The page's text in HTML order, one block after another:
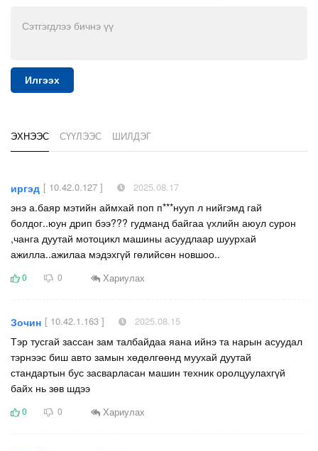
Илгээх
ЭХНЭЭС СҮҮЛЭЭС ШИЛДЭГ
иргэд [ 10.42.0.127 ] 2025.08.17
энэ а.баяр мэтийн аймхай поп п***нууп л нийгэмд гай
болдог..юун дрип бээ??? гудманд байгаа үхлийн аюул сурон
,чанга дуутай мотоцикл машины асуудлаар шуурхай
ажилла..ажилаа мэдэхгүй гөлийсөн новшоо..
0 0 Хариулах
Зочин [ 10.42.1.163 ] 2025.08.15
Тэр тусгай зассан зам талбайдаа яана ийнэ та нарын асуудал
тэрнээс биш авто замын хөдөлгөөнд муухай дуутай
стандартын бус засварласан машин техник оролцуулахгүй
байх нь зөв шдээ
0 0 Хариулах